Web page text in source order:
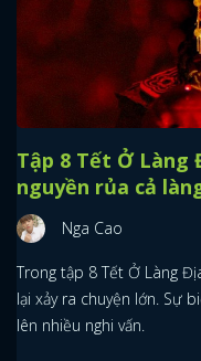
Tập 8 Tết Ở
nguyền rủa cả
Nga Cao
Trong tập 8 Tết Ở Làng
lại xảy ra chuyện lớn. Sự
lên nhiều nghi vấn.